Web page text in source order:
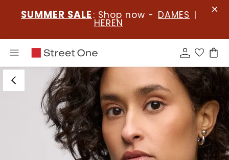
SUMMER SALE : Shop now - DAMES |
HEREN